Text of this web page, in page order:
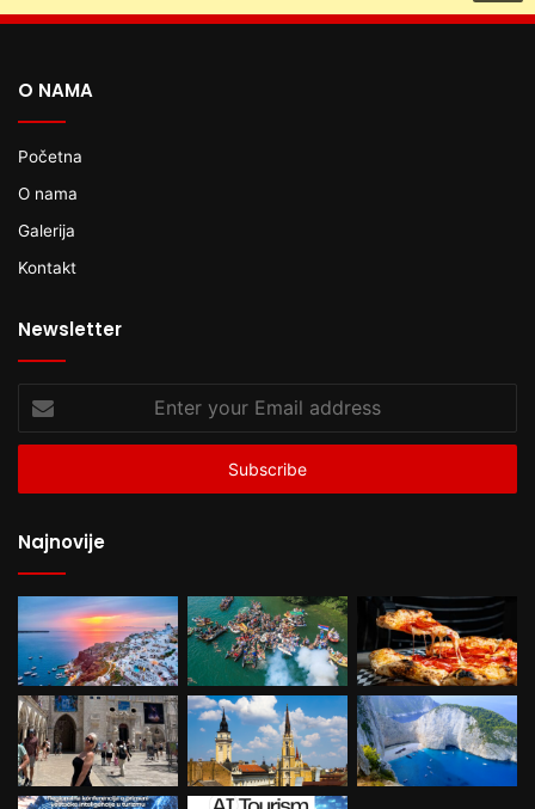
O NAMA
Početna
O nama
Galerija
Kontakt
Newsletter
your
Email
Najnovije